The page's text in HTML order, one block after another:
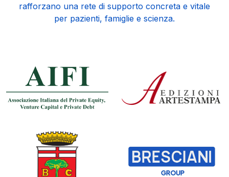
rafforzano una rete di supporto concreta e vitale
per pazienti, famiglie e scienza.